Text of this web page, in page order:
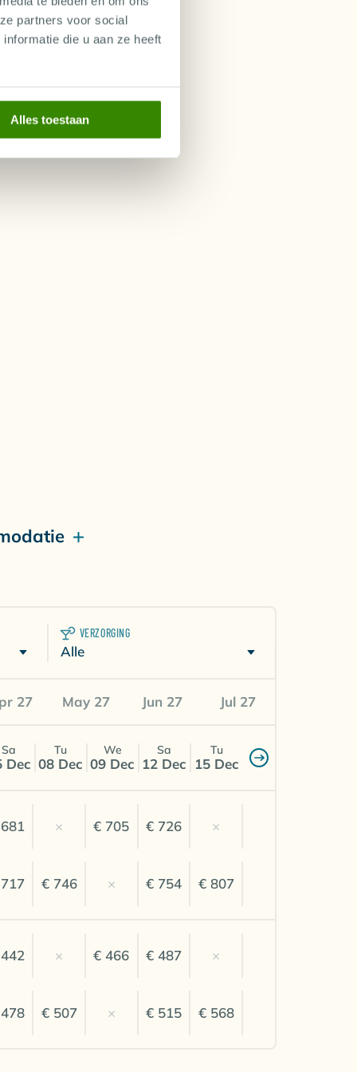
partners voor social
die u aan ze heeft
Alles toestaan
VERZORGING
Alle
27 May 27 Jun 27 Jul 27
Sa
Dec
Tu
08 Dec
We
09 Dec
Sa
12 Dec
Tu
15 Dec
× € 705 € 726 ×
€ 746 × € 754 € 807
× € 466 € 487 ×
€ 507 × € 515 € 568